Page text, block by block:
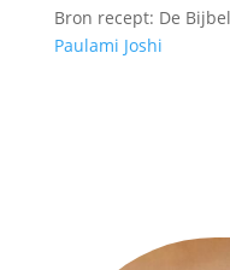
Bron recept: De
Paulami Joshi